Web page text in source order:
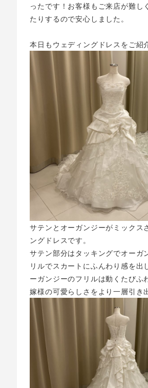
ったです！お客様もご来店が難し
たりするので安心しました。
本日もウェディングドレスをご紹
サテンとオーガンジーがミックス
ングドレスです。
サテン部分はタッキングでオーガ
リルでスカートにふんわり感を出
ーガンジーのフリルは動くたびふ
嫁様の可愛らしさをより一層引き